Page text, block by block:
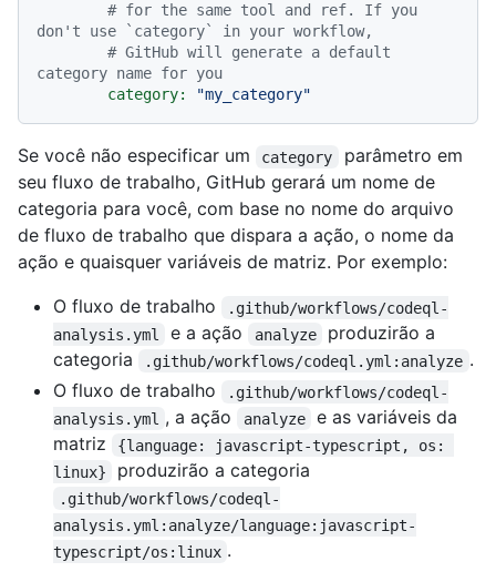
# for the same tool and ref. If you
don't use `category` in your workflow,
# GitHub will generate a default
category name for you
category:
"my_category"
Se você não especificar um category
parâmetro em
seu fluxo de trabalho, GitHub gerará um nome de
categoria para você, com base no nome do arquivo
de fluxo de trabalho que dispara a ação, o nome da
ação e quaisquer variáveis de matriz. Por exemplo:
O fluxo de trabalho
.github/workflows/codeql-
analysis.yml
e a ação analyze
produzirão a
categoria
.github/workflows/codeql.yml:analyze .
O fluxo de trabalho
.github/workflows/codeql-
analysis.yml , a ação analyze
e as variáveis da
matriz
{language: javascript-typescript, os:
linux}
produzirão a categoria
.github/workflows/codeql-
analysis.yml:analyze/language:javascript-
typescript/os:linux .